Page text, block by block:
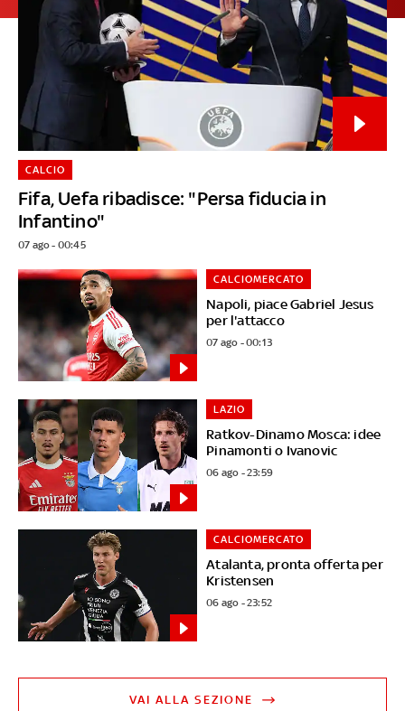
Fifa, Uefa ribadisce: "Persa fiducia in
Infantino"
CALCIO
07 ago - 00:45
Napoli, piace Gabriel Jesus
per l'attacco
CALCIOMERCATO
07 ago - 00:13
Ratkov-Dinamo Mosca: idee
Pinamonti o Ivanovic
LAZIO
06 ago - 23:59
Atalanta, pronta offerta per
Kristensen
CALCIOMERCATO
06 ago - 23:52
VAI ALLA SEZIONE